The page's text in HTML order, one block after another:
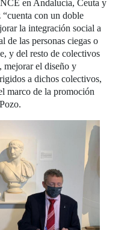
en Andalucía, Ceuta y
con un doble
la integración social a
de las personas ciegas o
y del resto de colectivos
mejorar el diseño y
a dichos colectivos,
marco de la promoción